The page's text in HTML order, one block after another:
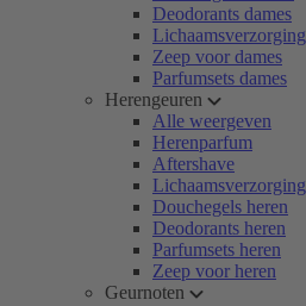
Deodorants dames
Lichaamsverzorging
Zeep voor dames
Parfumsets dames
Herengeuren
Alle weergeven
Herenparfum
Aftershave
Lichaamsverzorging
Douchegels heren
Deodorants heren
Parfumsets heren
Zeep voor heren
Geurnoten